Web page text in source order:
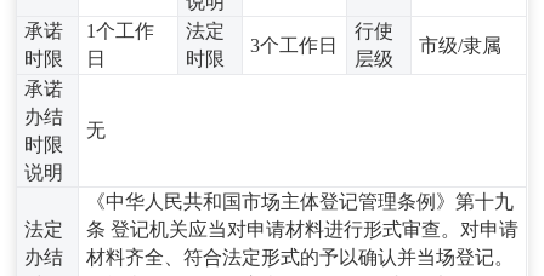
承诺
时限
1个工作
日
法定
时限
3个工作日
行使
层级
市级/隶属
承诺
办结
时限
说明
无
法定
办结
《中华人民共和国市场主体登记管理条例》第十九
条 登记机关应当对申请材料进行形式审查。对申请
材料齐全、符合法定形式的予以确认并当场登记。